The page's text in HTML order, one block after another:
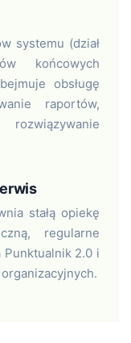
systemu (dział
końcowych
obsługę
raportów,
stałą opiekę
regularne
2.0 i